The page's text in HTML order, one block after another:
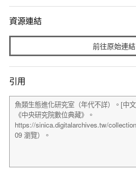
資源連結
前往原始連結
引用